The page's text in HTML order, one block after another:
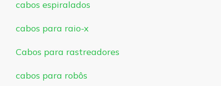
cabos espiralados
cabos para raio-x
Cabos para rastreadores
cabos para robôs